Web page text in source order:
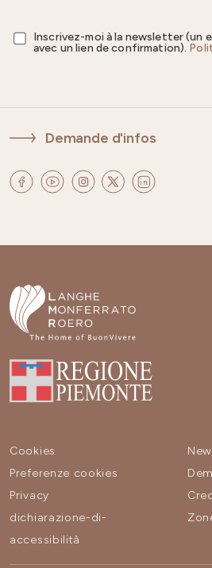
Inscrivez-moi à la newsletter (un
avec un lien de confirmation).
Demande d'infos
Cookies
Preferenze cookies
Privacy
dichiarazione-di-
accessibilità